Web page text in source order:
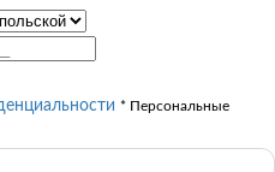
* Персональные